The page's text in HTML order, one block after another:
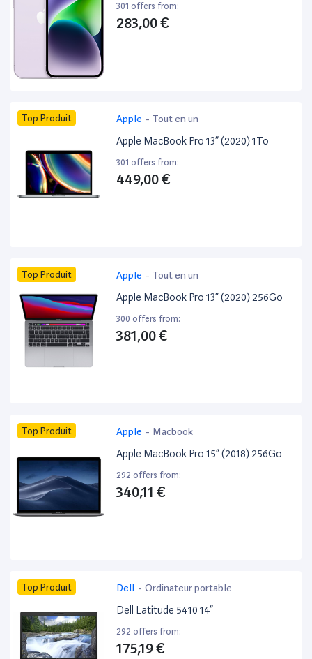
301 offers from:
283,00 €
Top Produit Apple - Tout en un
Apple MacBook Pro 13” (2020) 1To
301 offers from:
449,00 €
Top Produit Apple - Tout en un
Apple MacBook Pro 13” (2020) 256Go
300 offers from:
381,00 €
Top Produit Apple - Macbook
Apple MacBook Pro 15” (2018) 256Go
292 offers from:
340,11 €
Top Produit Dell - Ordinateur portable
Dell Latitude 5410 14”
292 offers from:
175,19 €